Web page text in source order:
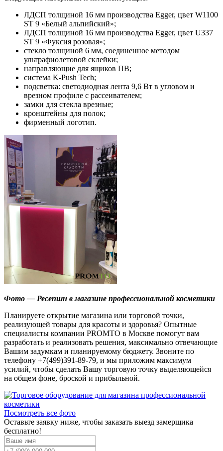
ЛДСП толщиной 16 мм производства Egger, цвет W1100
ST 9 «Белый альпийский»;
ЛДСП толщиной 16 мм производства Egger, цвет U337
ST 9 «Фуксия розовая»;
стекло толщиной 6 мм, соединенное методом
ультрафиолетовой склейки;
направляющие для ящиков ПВ;
система K-Push Tech;
подсветка: светодиодная лента 9,6 Вт в угловом и
врезном профиле с рассеивателем;
замки для стекла врезные;
кронштейны для полок;
фирменный логотип.
Фото — Ресепшн в магазине профессиональной косметики
Планируете открытие магазина или торговой точки,
реализующей товары для красоты и здоровья? Опытные
специалисты компании PROMTO в Москве помогут вам
разработать и реализовать решения, максимально отвечающие
Вашим задумкам и планируемому бюджету. Звоните по
телефону +7(499)391-89-79, и мы приложим максимум
усилий, чтобы сделать Вашу торговую точку выделяющейся
на общем фоне, броской и прибыльной.
Посмотреть все фото
Оставьте заявку ниже, чтобы заказать выезд замерщика
бесплатно!